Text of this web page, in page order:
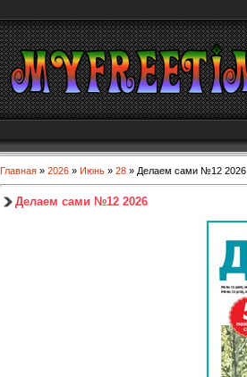
Главная » 2026 » Июнь » 28 » Делаем сами №12 2026
Делаем сами №12 2026